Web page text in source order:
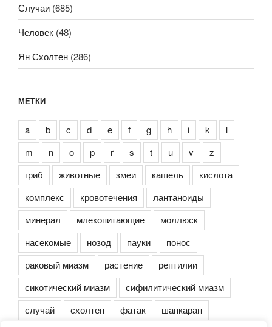
Случаи (685)
Человек (48)
Ян Схолтен (286)
МЕТКИ
a b c d e f g h i k
l
m
n o p r s t u v
z
гриб
животные змеи кашель
кислота
комплекс
кровотечения
лантаноиды
минерал
млекопитающие
моллюск
насекомые
нозод пауки
понос
раковый миазм
растение
рептилии
сикотический миазм
сифилитический миазм
случай
схолтен фатак шанкаран